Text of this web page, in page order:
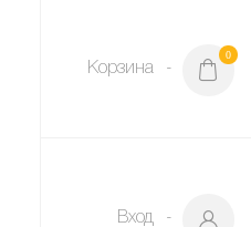
Корзина
0
Вход